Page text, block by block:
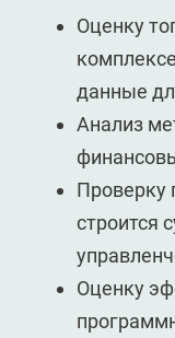
Оценку
данные
Анализ
Проверку
строится
Оценку